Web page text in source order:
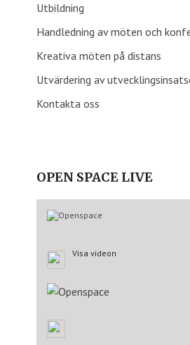
Utbildning
Handledning av möten och
Kreativa möten på distans
Utvärdering av
Kontakta oss
OPEN SPACE LIVE
Visa videon